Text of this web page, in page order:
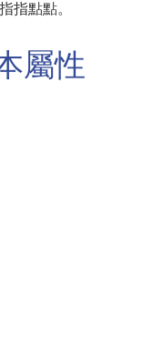
指點點。
屬性